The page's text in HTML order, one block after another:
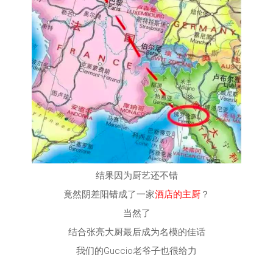
结果因为厨艺还不错
竟然阴差阳错成了一家酒店的主厨 ？
当然了
结合张亮大厨最后成为名模的佳话
我们的Guccio老爷子也很给力